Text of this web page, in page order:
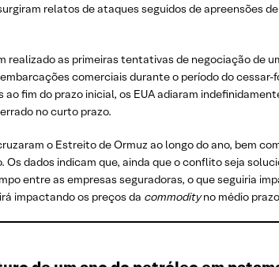
relatos de ataques seguidos de apreensões
realizado as primeiras tentativas de negociação de
comerciais durante o período do cessar-
fim do prazo inicial, os EUA adiaram
no curto prazo.
o Estreito de Ormuz ao longo do ano, bem
dados indicam que, ainda que o conflito seja
entre as empresas seguradoras, o que seguiria
impactando os preços da commodityno médio